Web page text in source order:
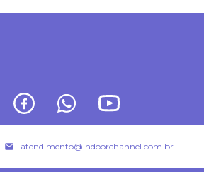
atendimento@indoorchannel.com.br